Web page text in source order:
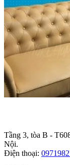
Tầng 3, tòa B -
Nội.
Điện thoại: